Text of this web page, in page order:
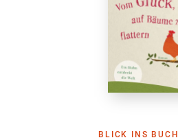
BLICK INS BUCH